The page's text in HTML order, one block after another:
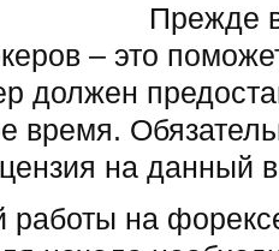
Прежде
– это
должен
время.
на данный
на